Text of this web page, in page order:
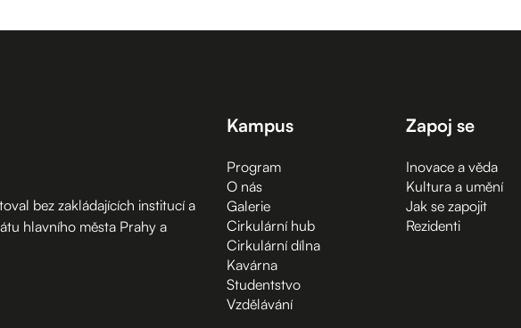
bez zakládajících institucí a
hlavního města Prahy a
Kampus
Program
O nás
Galerie
Cirkulární hub
Cirkulární dílna
Kavárna
Studentstvo
Vzdělávání
Zapoj se
Inovace a věda
Kultura a umění
Jak se zapojit
Rezidenti